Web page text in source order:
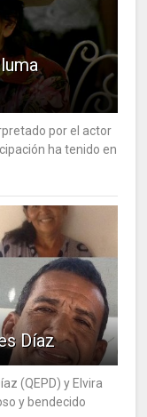
por el actor
ha tenido en
Díaz
(QEPD) y Elvira
y bendecido